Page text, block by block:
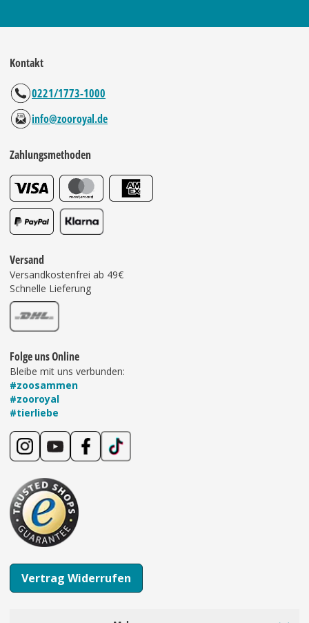
Kontakt
0221/1773-1000
info@zooroyal.de
Zahlungsmethoden
Versand
Versandkostenfrei ab 49€
Schnelle Lieferung
Folge uns Online
Bleibe mit uns verbunden:
#zoosammen
#zooroyal
#tierliebe
Vertrag Widerrufen